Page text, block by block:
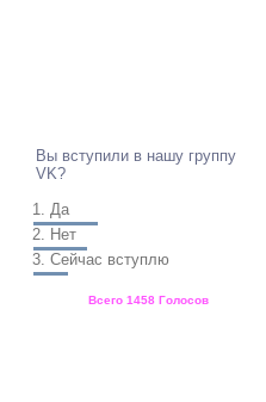
Вы вступили в нашу группу
VK?
1. Да
2. Нет
3.Сейчас вступлю
Всего 1458 Голосов